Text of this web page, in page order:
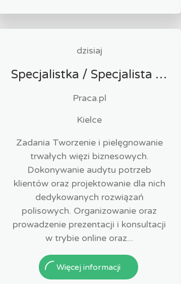
dzisiaj
Specjalistka / Specjalista ds. Sprzedaży ubezpieczeń
Praca.pl
Kielce
Zadania Tworzenie i pielęgnowanie
trwałych więzi biznesowych.
Dokonywanie audytu potrzeb
klientów oraz projektowanie dla nich
dedykowanych rozwiązań
polisowych. Organizowanie oraz
prowadzenie prezentacji i konsultacji
w trybie online oraz...
Więcej informacji